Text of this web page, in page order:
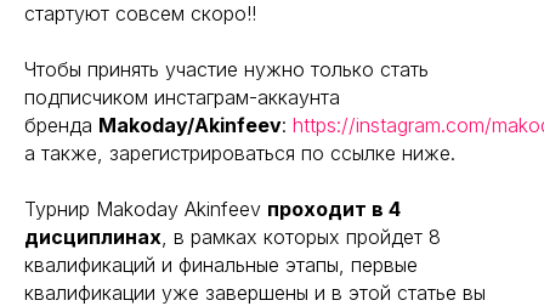
стартуют совсем скоро!!
Чтобы принять участие нужно только стать
подписчиком инстаграм-аккаунта
бренда Makoday/Akinfeev: https://instagram.com/
а также, зарегистрироваться по ссылке ниже.
Турнир Makoday Akinfeev проходит в 4
дисциплинах, в рамках которых пройдет 8
квалификаций и финальные этапы, первые
квалификации уже завершены и в этой статье вы